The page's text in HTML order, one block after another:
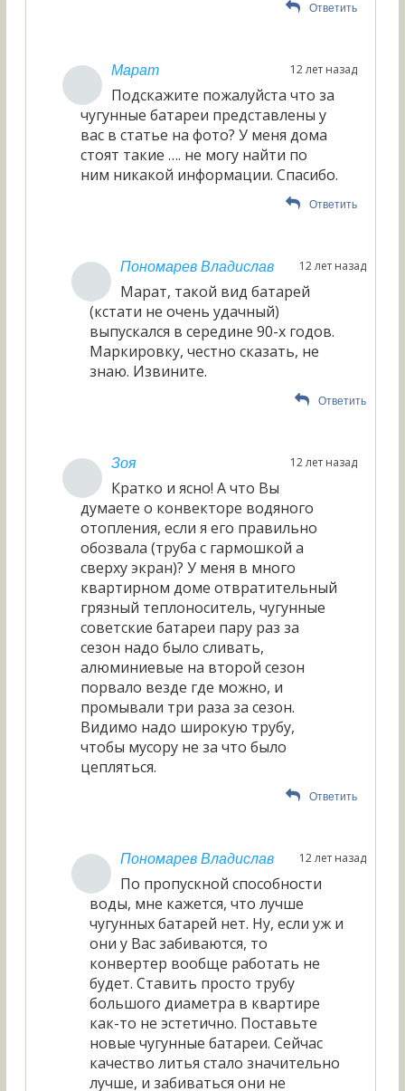
Ответить
Марат 12 лет назад
Подскажите пожалуйста что за
чугунные батареи представлены у
вас в статье на фото? У меня дома
стоят такие …. не могу найти по
ним никакой информации. Спасибо.
Ответить
Пономарев Владислав 12 лет назад
Марат, такой вид батарей
(кстати не очень удачный)
выпускался в середине 90-х годов.
Маркировку, честно сказать, не
знаю. Извините.
Ответить
Зоя 12 лет назад
Кратко и ясно! А что Вы
думаете о конвекторе водяного
отопления, если я его правильно
обозвала (труба с гармошкой а
сверху экран)? У меня в много
квартирном доме отвратительный
грязный теплоноситель, чугунные
советские батареи пару раз за
сезон надо было сливать,
алюминиевые на второй сезон
порвало везде где можно, и
промывали три раза за сезон.
Видимо надо широкую трубу,
чтобы мусору не за что было
цепляться.
Ответить
Пономарев Владислав 12 лет назад
По пропускной способности
воды, мне кажется, что лучше
чугунных батарей нет. Ну, если уж и
они у Вас забиваются, то
конвертер вообще работать не
будет. Ставить просто трубу
большого диаметра в квартире
как-то не эстетично. Поставьте
новые чугунные батареи. Сейчас
качество литья стало значительно
лучше, и забиваться они не